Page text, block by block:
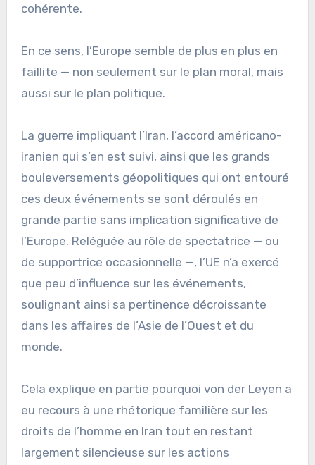
cohérente.
En ce sens, l’Europe semble de plus en plus en
faillite — non seulement sur le plan moral, mais
aussi sur le plan politique.
La guerre impliquant l’Iran, l’accord américano-
iranien qui s’en est suivi, ainsi que les grands
bouleversements géopolitiques qui ont entouré
ces deux événements se sont déroulés en
grande partie sans implication significative de
l’Europe. Reléguée au rôle de spectatrice — ou
de supportrice occasionnelle —, l’UE n’a exercé
que peu d’influence sur les événements,
soulignant ainsi sa pertinence décroissante
dans les affaires de l’Asie de l’Ouest et du
monde.
Cela explique en partie pourquoi von der Leyen a
eu recours à une rhétorique familière sur les
droits de l’homme en Iran tout en restant
largement silencieuse sur les actions